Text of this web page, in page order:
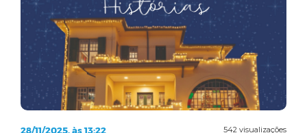
542 visualizações
28/11/2025, às 13:22